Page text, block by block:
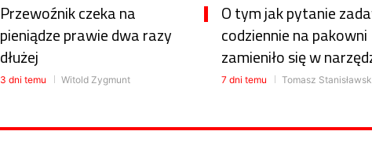
Przewoźnik czeka na
pieniądze prawie dwa razy
dłużej
3 dni temu Witold Zygmunt
O tym jak pytanie
codziennie na pakowni
zamieniło się w
7 dni temu Tomasz